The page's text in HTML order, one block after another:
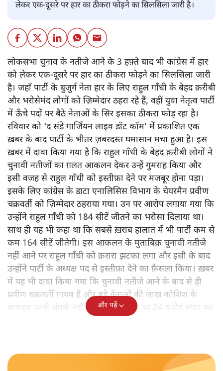
लेकर एक-दूसरे पर हार का ठीकरा फोड़ने का सिलसिला जारी है।
लोकसभा चुनाव के नतीजे आने के 3 हफ़्ते बाद भी कांग्रेस में हार
को लेकर एक-दूसरे पर हार का ठीकरा फोड़ने का सिलसिला जारी
है। जहाँ पार्टी के बुजुर्ग नेता हार के लिए राहुल गाँधी के बेहद क़रीबी
और भरोसेमंद लोगों को ज़िम्मेदार ठहरा रहे हैं, वहीं युवा नेतृत्व पार्टी
में ऊँचे पदों पर बैठे नेताओं के सिर इसका ठीकरा फोड़ रहा है।
रविवार को ‘द संडे गार्जियन लाइव डॉट कॉम’ मेंं प्रकाशित एक
ख़बर के बाद पार्टी के भीतर ज़बरदस्त घमासान मचा हुआ है। इस
ख़बर में दावा किया गया है कि राहुल गाँधी के बेहद क़रीबी लोगों ने
चुनावी नतीजों का ग़लत आकलन देकर उन्हें गुमराह किया और
इसी वजह से राहुल गाँधी को इस्तीफ़ा देने पर मजबूर होना पड़ा।
इसके लिए कांग्रेस के डाटा एनालिसिस विभाग के चेयरमैन प्रवीण
चक्रवर्ती को ज़िम्मेदार ठहराया गया। उन पर आरोप लगाया गया कि
उन्होंने राहुल गाँधी को 184 सीटें जीतने का भरोसा दिलाया था।
साथ ही यह भी कहा था कि सबसे ख़राब हालात में भी पार्टी कम से
कम 164 सीटें जीतेगी। इस आकलन के मुताबिक़ चुनावी नतीजे
नहीं आने पर राहुल गाँधी को क़रारा झटका लगा और इसी के बाद
उन्होंने पार्टी के अध्यक्ष पद से इस्तीफ़ा देने का फ़ैसला किया। ख़बर
में यह भी दावा किया गया कि चुनावी नतीजे आने के बाद से ही
प्रवीण चक्रवर्ती ग़ायब हैं और बड़े नेताओं की लाख कोशिश के
बावजूद उनसे संपर्क नहीं हो पा रहा है। उन पर 24 करोड़ रुपए का
और पढ़ें